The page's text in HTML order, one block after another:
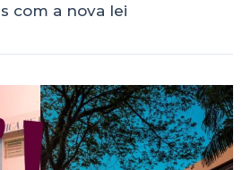
com a nova lei